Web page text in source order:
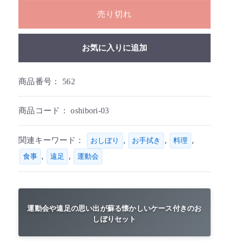
売り切れ
お気に入りに追加
商品番号： 562
商品コード：oshibori-03
関連キーワード： おしぼり , お手拭き , 料理 ,
食事 , 遠足 , 運動会
運動会や遠足の思い出が蘇る懐かしいケース付きのお
しぼりセット